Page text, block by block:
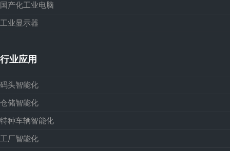
国产化工业电脑
工业显示器
行业应用
码头智能化
仓储智能化
特种车辆智能化
工厂智能化